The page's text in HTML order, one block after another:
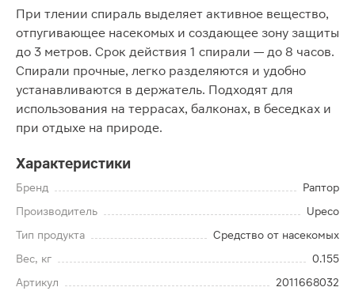
При тлении спираль выделяет активное вещество,
отпугивающее насекомых и создающее зону защиты
до 3 метров. Срок действия 1 спирали — до 8 часов.
Спирали прочные, легко разделяются и удобно
устанавливаются в держатель. Подходят для
использования на террасах, балконах, в беседках и
при отдыхе на природе.
Характеристики
Бренд
Раптор
Производитель
Upeco
Тип продукта
Средство от насекомых
Вес, кг
0.155
Артикул
2011668032